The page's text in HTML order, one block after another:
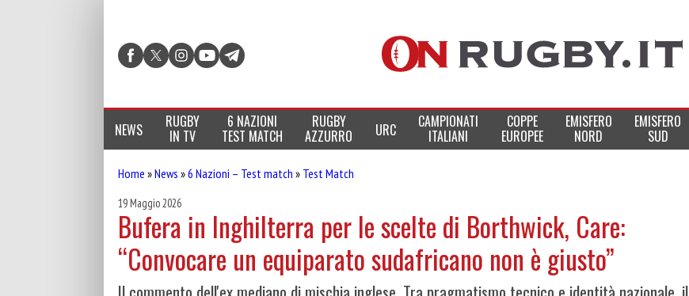
NEWS RUGBY
IN TV
6 NAZIONI
TEST MATCH
RUGBY
AZZURRO URC CAMPIONATI
ITALIANI
COPPE
EUROPEE
EMISFERO
NORD
EMISFERO
SUD
Home »News »6 Nazioni – Test match » Test Match
19 Maggio 2026
Bufera in Inghilterra per le scelte di Borthwick, Care:
“Convocare un equiparato sudafricano non è giusto”